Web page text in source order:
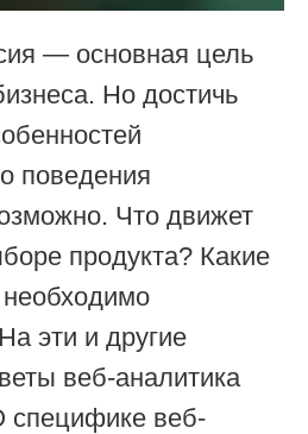
— основная цель
Но достичь
поведения
Что движет
продукта? Какие
необходимо
эти и другие
веб-аналитика
специфике веб-